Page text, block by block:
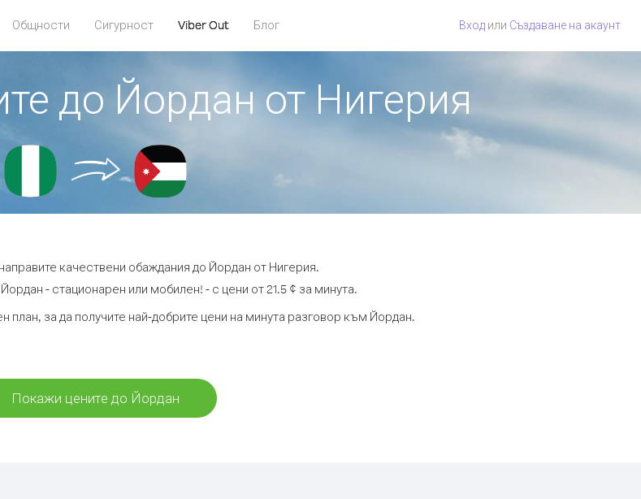
Общности Сигурност Viber Out Блог Вход или Създаване на акаунт
до Йордан от Нигерия
качествени обаждания до Йордан от Нигерия.
- стационарен или мобилен! - с цени от 21.5 ¢ за минута.
план, за да получите най-добрите цени на минута разговор към Йордан.
Покажи цените до Йордан